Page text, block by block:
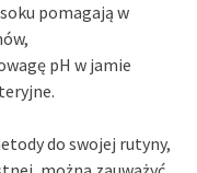
soku pomagają w
pH w jamie
do swojej rutyny,